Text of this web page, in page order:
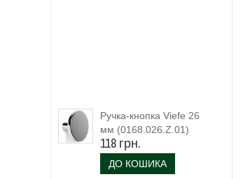
Ручка-кнопка Viefe 26
мм (0168.026.Z.01)
118 грн.
ДО КОШИКА